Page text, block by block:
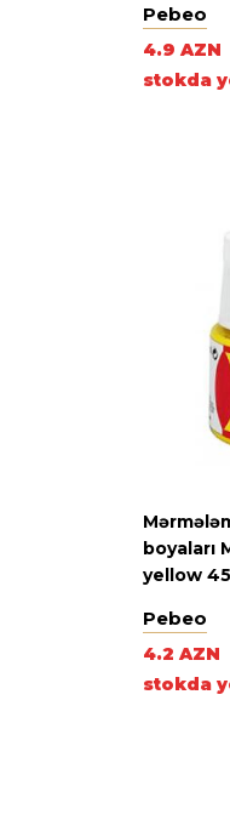
Pebeo
4.9 AZN
stokda
boyaları
yellow
Pebeo
4.2 AZN
stokda